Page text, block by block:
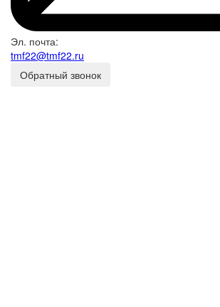
Эл. почта:
tmf22@tmf22.ru
Обратный звонок